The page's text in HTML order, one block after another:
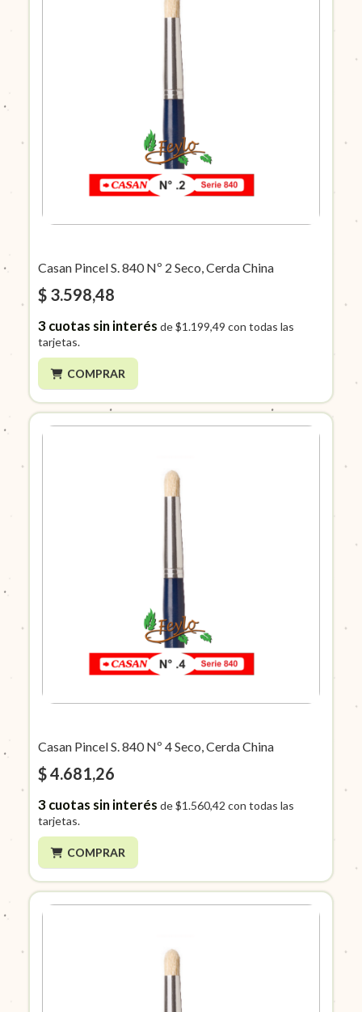
Casan Pincel S. 840 Nº 2 Seco, Cerda China
$ 3.598,48
3cuotas sin interés de$1.199,49 con todas las
tarjetas.
COMPRAR
Casan Pincel S. 840 Nº 4 Seco, Cerda China
$ 4.681,26
3cuotas sin interés de$1.560,42 con todas las
tarjetas.
COMPRAR